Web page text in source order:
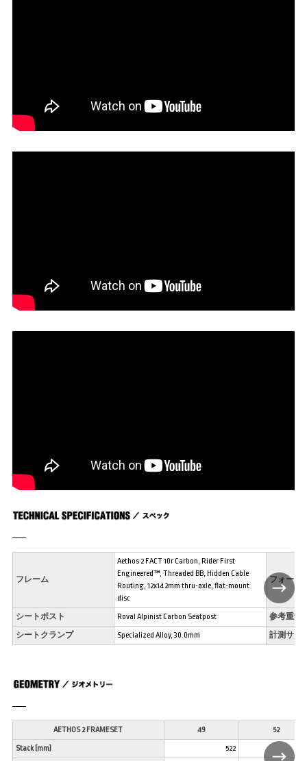
フレーム
Aethos 2 FACT 10r Carbon, Rider First
Engineered™, Threaded BB, Hidden Cable
Routing, 12x142mm thru-axle, flat-mount
disc
フォーク
シートポスト Roval Alpinist Carbon Seatpost 参考重量
シートクランプ Specialized Alloy, 30.0mm 計測サイ
AETHOS 2 FRAMESET 49 52
Stack (mm) 522